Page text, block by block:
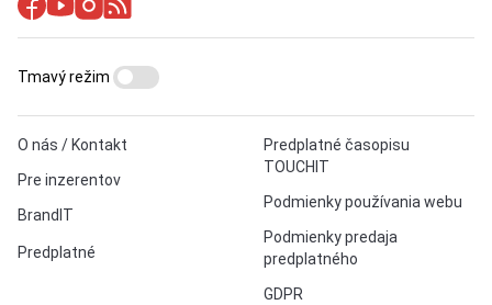
O nás / Kontakt
Pre inzerentov
BrandIT
Predplatné
Predplatné časopisu
TOUCHIT
Podmienky používania webu
Podmienky predaja
predplatného
GDPR
Tmavý režim